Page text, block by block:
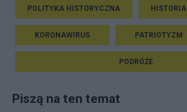
POLITYKA HISTORYCZNA HISTORIA
KORONAWIRUS PATRIOTYZM
PODRÓŻE
Piszą na ten temat